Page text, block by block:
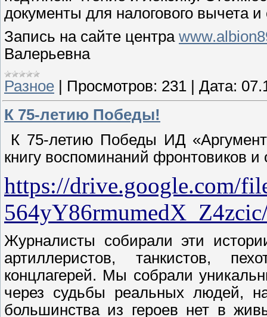
документы для налогового вычета
Запись на сайте центра
Валерьевна
Разное
Просмотров: 231 Дата:
К 75-летию Победы!
К 75-летию Победы ИД
книгу воспоминаний фронтовиков
https://drive.google.com/
Журналисты собирали эти
артиллеристов, танкистов,
концлагерей. Мы собрали
через судьбы реальных людей,
большинства из героев нет в